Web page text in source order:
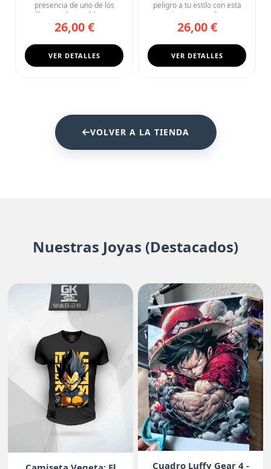
presencia de uno de los
villanos más temibles con
esta ca...
26,00 €
VER DETALLES
peligro a tu estilo con esta
camiseta negra de cu...
26,00 €
VER DETALLES
VOLVER A LA TIENDA
Nuestras Joyas (Destacados)
Cuadro Luffy Gear 4 -